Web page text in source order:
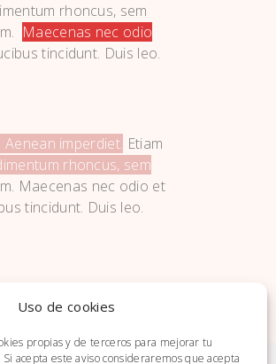
Uso de cookies
propias y de terceros para mejorar tu
acepta este aviso consideraremos que acepta
rhoncus, sem
Maecenas nec odio
tincidunt. Duis leo.
imperdiet. Etiam
rhoncus, sem
Maecenas nec odio et
tincidunt. Duis leo.